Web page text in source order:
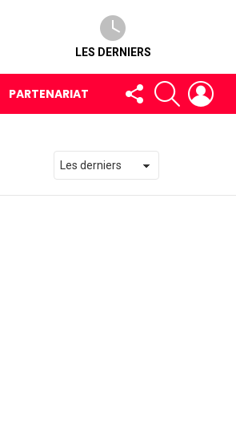
LES DERNIERS
PARTENARIAT
FOLLOW
US